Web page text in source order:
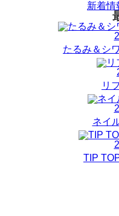
新着情
たるみ＆シ
リ
ネイ
TIP